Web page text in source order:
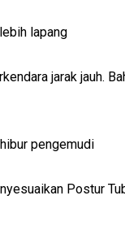
lapang
jarak jauh.
pengemudi
Postur